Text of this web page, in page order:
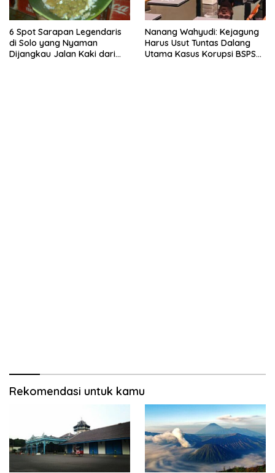
6 Spot Sarapan Legendaris
di Solo yang Nyaman
Dijangkau Jalan Kaki dari
Nanang Wahyudi: Kejagung
Harus Usut Tuntas Dalang
Utama Kasus Korupsi BSPS
Rekomendasi untuk kamu